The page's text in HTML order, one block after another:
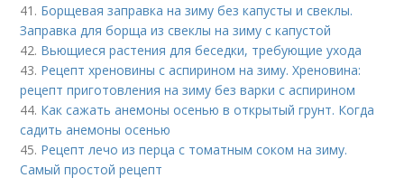
41. Борщевая заправка на зиму без капусты и свеклы.
Заправка для борща из свеклы на зиму с капустой
42. Вьющиеся растения для беседки, требующие ухода
43. Рецепт хреновины с аспирином на зиму. Хреновина:
рецепт приготовления на зиму без варки с аспирином
44. Как сажать анемоны осенью в открытый грунт. Когда
садить анемоны осенью
45. Рецепт лечо из перца с томатным соком на зиму.
Самый простой рецепт